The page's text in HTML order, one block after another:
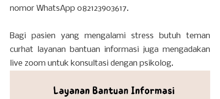
nomor WhatsApp 082123903617.
Bagi pasien yang mengalami stress butuh teman
curhat layanan bantuan informasi juga mengadakan
live zoom untuk konsultasi dengan psikolog.